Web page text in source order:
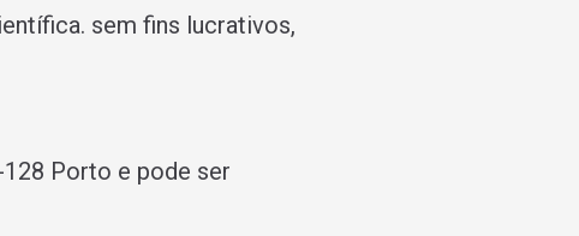
sem fins lucrativos,
128 Porto e pode ser